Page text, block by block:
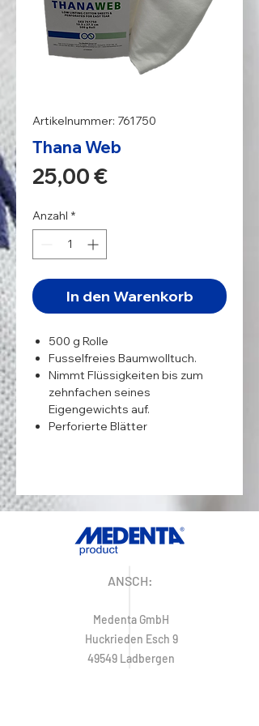
Artikelnummer: 761750
Thana Web
25,00 €Preis
Anzahl *
In den Warenkorb
500 g Rolle
Fusselfreies Baumwolltuch.
Nimmt Flüssigkeiten bis zum
zehnfachen seines
Eigengewichts auf.
Perforierte Blätter
ANSCH:
Medenta GmbH
Huckrieden Esch 9
49549 Ladbergen